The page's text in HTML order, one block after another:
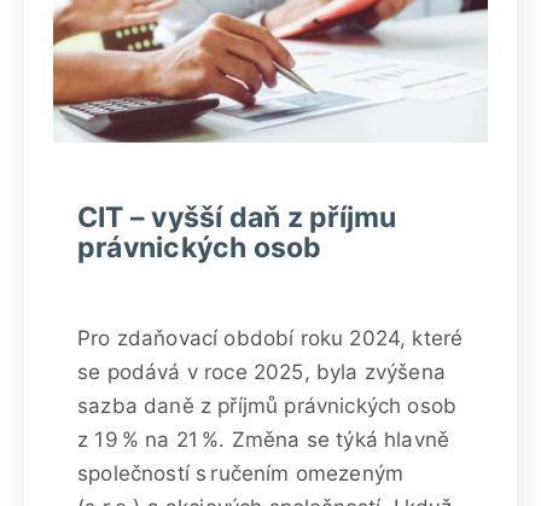
CIT – vyšší daň z příjmu
právnických osob
Pro zdaňovací období roku 2024, které
se podává v roce 2025, byla zvýšena
sazba daně z příjmů právnických osob
z 19 % na 21 %. Změna se týká hlavně
společností s ručením omezeným